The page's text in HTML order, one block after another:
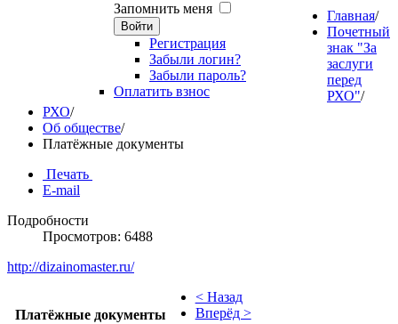
Запомнить меня
Войти
Регистрация
Забыли логин?
Забыли пароль?
Оплатить взнос
Главная/
Почетный
знак "За
заслуги
перед
РХО"/
РХО/
Об обществе/
Платёжные документы
Печать
E-mail
Подробности
Просмотров: 6488
http://dizainomaster.ru/
Платёжные документы
< Назад
Вперёд >